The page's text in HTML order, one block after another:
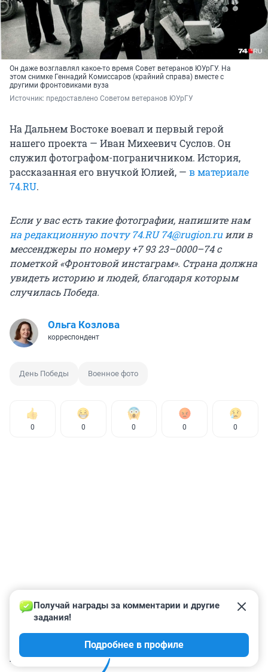
Он даже возглавлял какое-то время Совет ветеранов ЮУрГУ. На
этом снимке Геннадий Комиссаров (крайний справа) вместе с
другими фронтовиками вуза
Источник: предоставлено Советом ветеранов ЮУрГУ
На Дальнем Востоке воевал и первый герой
нашего проекта — Иван Михеевич Суслов. Он
служил фотографом-пограничником. История,
рассказанная его внучкой Юлией, — в материале
74.RU.
Если у вас есть такие фотографии, напишите нам
на редакционную почту 74.RU 74@rugion.ruили в
мессенджеры по номеру +7 93 23–0000–74 с
пометкой «Фронтовой инстаграм». Страна должна
увидеть историю и людей, благодаря которым
случилась Победа.
Ольга Козлова
корреспондент
День Победы Военное фото
0 0 0 0 0
КОММЕНТАРИИ 45
Получай награды за комментарии и другие
задания!
Подробнее в профиле